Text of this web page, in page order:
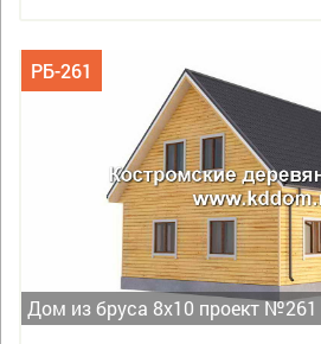
Дом из бруса 8х10 проект №261
РБ-261